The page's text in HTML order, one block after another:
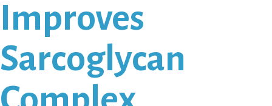
Improves
Sarcoglycan